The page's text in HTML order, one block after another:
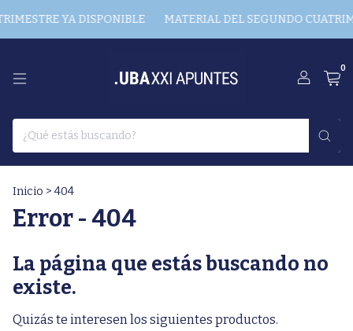
YA DISPONIBLE MATERIAL DEL SEGUNDO
0
Inicio > 404
Error - 404
La página que estás buscando no
existe.
Quizás te interesen los siguientes productos.